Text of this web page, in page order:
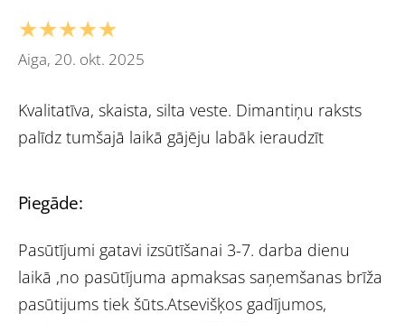
Piegāde:
Pasūtījumi gatavi izsūtīšanai 3-7. darba dienu
laikā ,no pasūtījuma apmaksas saņemšanas brīža
pasūtijums tiek šūts.Atsevišķos gadījumos,
★★★★★
Aiga, 20. okt. 2025
Kvalitatīva, skaista, silta veste. Dimantiņu raksts
palīdz tumšajā laikā gājēju labāk ieraudzīt